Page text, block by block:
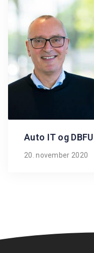
Auto IT og
20. november 2020